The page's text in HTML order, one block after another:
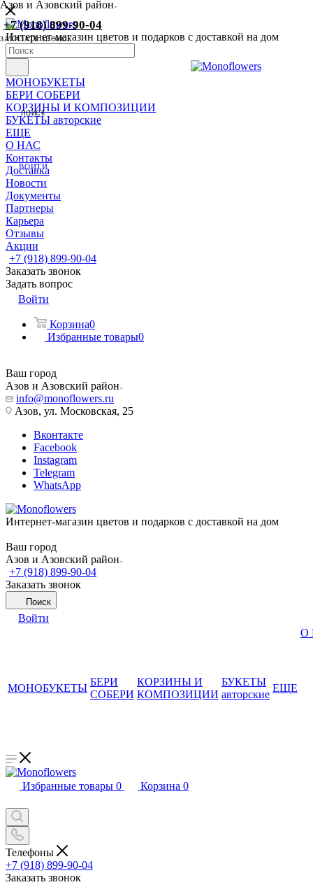
Интернет-магазин цветов и подарков с доставкой на дом
МОНОБУКЕТЫ
БЕРИ СОБЕРИ
КОРЗИНЫ И КОМПОЗИЦИИ
БУКЕТЫ авторские
ЕЩЕ
О НАС
Контакты
Доставка
Новости
Документы
Партнеры
Карьера
Отзывы
Акции
+7 (918) 899-90-04
Заказать звонок
Задать вопрос
Войти
Корзина0
Избранные товары0
Ваш город
Азов и Азовский район
info@monoflowers.ru
Азов, ул. Московская, 25
Вконтакте
Facebook
Instagram
Telegram
WhatsApp
Интернет-магазин цветов и подарков с доставкой на дом
Ваш город
Азов и Азовский район
+7 (918) 899-90-04
Заказать звонок
Поиск
Войти
МОНОБУКЕТЫ
БЕРИ
СОБЕРИ
КОРЗИНЫ И
КОМПОЗИЦИИ
БУКЕТЫ
авторские
ЕЩЕ
О
Азов и Азовский район
+7 (918) 899-90-04
ЗАКАЗАТЬ ЗВОНОК
ПОИСК
ВОЙТИ
Избранные товары 0 Корзина 0
Телефоны
+7 (918) 899-90-04
Заказать звонок